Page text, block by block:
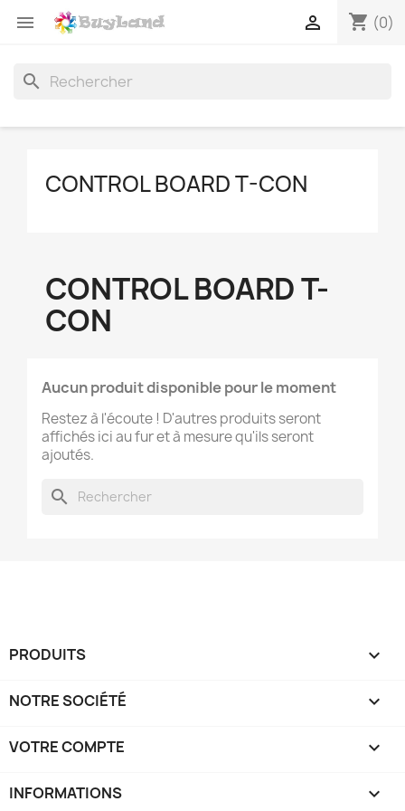
 shopping_cart (0)

search
CONTROL BOARD T-CON
CONTROL BOARD T-
CON
Aucun produit disponible pour le moment
Restez à l'écoute ! D'autres produits seront
affichés ici au fur et à mesure qu'ils seront
ajoutés.
search
PRODUITS 
NOTRE SOCIÉTÉ 
VOTRE COMPTE 
INFORMATIONS keyboard_arrow_down